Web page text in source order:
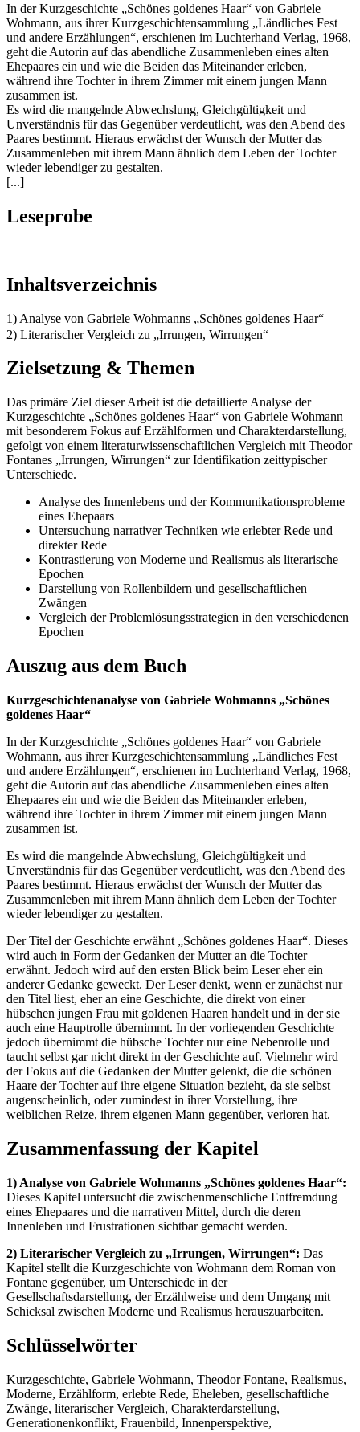
In der Kurzgeschichte „Schönes goldenes Haar“ von Gabriele
Wohmann, aus ihrer Kurzgeschichtensammlung „Ländliches Fest
und andere Erzählungen“, erschienen im Luchterhand Verlag, 1968,
geht die Autorin auf das abendliche Zusammenleben eines alten
Ehepaares ein und wie die Beiden das Miteinander erleben,
während ihre Tochter in ihrem Zimmer mit einem jungen Mann
zusammen ist.
Es wird die mangelnde Abwechslung, Gleichgültigkeit und
Unverständnis für das Gegenüber verdeutlicht, was den Abend des
Paares bestimmt. Hieraus erwächst der Wunsch der Mutter das
Zusammenleben mit ihrem Mann ähnlich dem Leben der Tochter
wieder lebendiger zu gestalten.
[...]
Leseprobe
Inhaltsverzeichnis
1) Analyse von Gabriele Wohmanns „Schönes goldenes Haar“
2) Literarischer Vergleich zu „Irrungen, Wirrungen“
Zielsetzung & Themen
Das primäre Ziel dieser Arbeit ist die detaillierte Analyse der
Kurzgeschichte „Schönes goldenes Haar“ von Gabriele Wohmann
mit besonderem Fokus auf Erzählformen und Charakterdarstellung,
gefolgt von einem literaturwissenschaftlichen Vergleich mit Theodor
Fontanes „Irrungen, Wirrungen“ zur Identifikation zeittypischer
Unterschiede.
Analyse des Innenlebens und der Kommunikationsprobleme
eines Ehepaars
Untersuchung narrativer Techniken wie erlebter Rede und
direkter Rede
Kontrastierung von Moderne und Realismus als literarische
Epochen
Darstellung von Rollenbildern und gesellschaftlichen
Zwängen
Vergleich der Problemlösungsstrategien in den verschiedenen
Epochen
Auszug aus dem Buch
Kurzgeschichtenanalyse von Gabriele Wohmanns „Schönes
goldenes Haar“
In der Kurzgeschichte „Schönes goldenes Haar“ von Gabriele
Wohmann, aus ihrer Kurzgeschichtensammlung „Ländliches Fest
und andere Erzählungen“, erschienen im Luchterhand Verlag, 1968,
geht die Autorin auf das abendliche Zusammenleben eines alten
Ehepaares ein und wie die Beiden das Miteinander erleben,
während ihre Tochter in ihrem Zimmer mit einem jungen Mann
zusammen ist.
Es wird die mangelnde Abwechslung, Gleichgültigkeit und
Unverständnis für das Gegenüber verdeutlicht, was den Abend des
Paares bestimmt. Hieraus erwächst der Wunsch der Mutter das
Zusammenleben mit ihrem Mann ähnlich dem Leben der Tochter
wieder lebendiger zu gestalten.
Der Titel der Geschichte erwähnt „Schönes goldenes Haar“. Dieses
wird auch in Form der Gedanken der Mutter an die Tochter
erwähnt. Jedoch wird auf den ersten Blick beim Leser eher ein
anderer Gedanke geweckt. Der Leser denkt, wenn er zunächst nur
den Titel liest, eher an eine Geschichte, die direkt von einer
hübschen jungen Frau mit goldenen Haaren handelt und in der sie
auch eine Hauptrolle übernimmt. In der vorliegenden Geschichte
jedoch übernimmt die hübsche Tochter nur eine Nebenrolle und
taucht selbst gar nicht direkt in der Geschichte auf. Vielmehr wird
der Fokus auf die Gedanken der Mutter gelenkt, die die schönen
Haare der Tochter auf ihre eigene Situation bezieht, da sie selbst
augenscheinlich, oder zumindest in ihrer Vorstellung, ihre
weiblichen Reize, ihrem eigenen Mann gegenüber, verloren hat.
Zusammenfassung der Kapitel
1) Analyse von Gabriele Wohmanns „Schönes goldenes Haar“:
Dieses Kapitel untersucht die zwischenmenschliche Entfremdung
eines Ehepaares und die narrativen Mittel, durch die deren
Innenleben und Frustrationen sichtbar gemacht werden.
2) Literarischer Vergleich zu „Irrungen, Wirrungen“: Das
Kapitel stellt die Kurzgeschichte von Wohmann dem Roman von
Fontane gegenüber, um Unterschiede in der
Gesellschaftsdarstellung, der Erzählweise und dem Umgang mit
Schicksal zwischen Moderne und Realismus herauszuarbeiten.
Schlüsselwörter
Kurzgeschichte, Gabriele Wohmann, Theodor Fontane, Realismus,
Moderne, Erzählform, erlebte Rede, Eheleben, gesellschaftliche
Zwänge, literarischer Vergleich, Charakterdarstellung,
Generationenkonflikt, Frauenbild, Innenperspektive,